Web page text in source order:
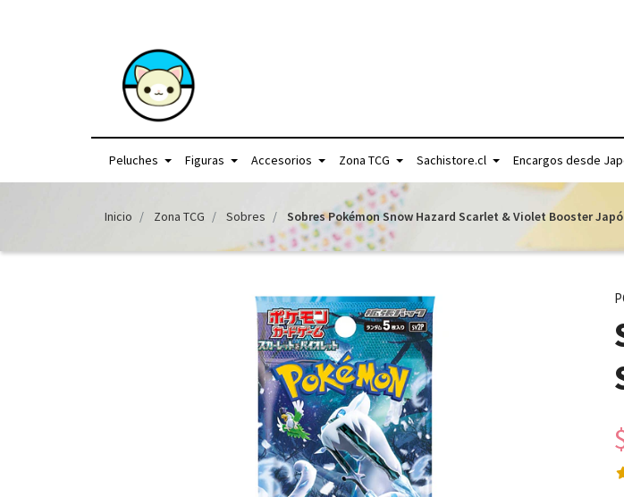
Peluches Figuras Accesorios Zona TCG Sachistore.cl Encargos desde
Inicio Zona TCG Sobres Sobres Pokémon Snow Hazard Scarlet & Violet Booster